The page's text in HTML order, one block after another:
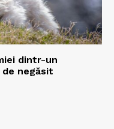
dintr-un
negăsit